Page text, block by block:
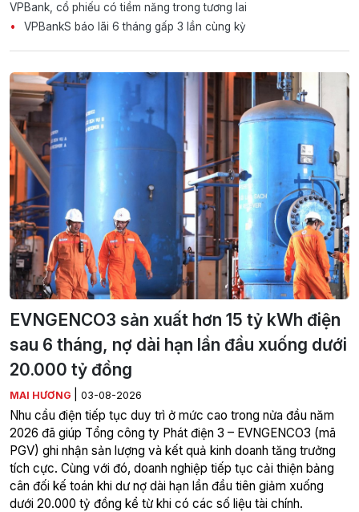
VPBank, cổ phiếu có tiềm năng trong tương lai
VPBankS báo lãi 6 tháng gấp 3 lần cùng kỳ
EVNGENCO3 sản xuất hơn 15 tỷ kWh điện
sau 6 tháng, nợ dài hạn lần đầu xuống dưới
20.000 tỷ đồng
MAI HƯƠNG 03-08-2026
Nhu cầu điện tiếp tục duy trì ở mức cao trong nửa đầu năm
2026 đã giúp Tổng công ty Phát điện 3 – EVNGENCO3 (mã
PGV) ghi nhận sản lượng và kết quả kinh doanh tăng trưởng
tích cực. Cùng với đó, doanh nghiệp tiếp tục cải thiện bảng
cân đối kế toán khi dư nợ dài hạn lần đầu tiên giảm xuống
dưới 20.000 tỷ đồng kể từ khi có các số liệu tài chính.